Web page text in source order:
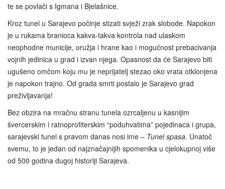
te se povlači s Igmana i Bjelašnice.
Kroz tunel u Sarajevo počinje stizati svježi zrak slobode. Napokon
je u rukama branioca kakva-takva kontrola nad ulaskom
neophodne municije, oružja i hrane kao i mogućnost prebacivanja
vojnih jedinica u grad i izvan njega. Opasnost da će Sarajevo biti
ugušeno omčom koju mu je neprijatelj stezao oko vrata otklonjena
je napokon trajno. Od grada smrti postalo je Sarajevo grad
preživljavanja!
Bez obzira na mračnu stranu tunela ozrcaljenu u kasnijim
švercerskim i ratnoprofiterskim “poduhvatima” pojedinaca i grupa,
sarajevski tunel s pravom danas nosi ime – Tunel spasa. Unatoč
svemu, to je jedan od najznačajnijih spomenika u cjelokupnoj više
od 500 godina dugoj historiji Sarajeva.